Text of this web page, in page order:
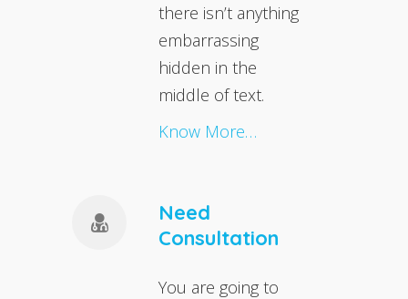
there isn’t anything
embarrassing
hidden in the
middle of text.
Know More…
Need
Consultation
You are going to